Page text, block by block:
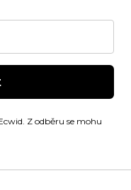
Z odběru se mohu